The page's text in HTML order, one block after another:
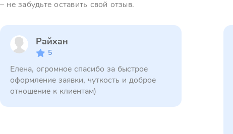
– не забудьте оставить свой отзыв.
Райхан
5
Елена, огромное спасибо за быстрое
оформление заявки, чуткость и доброе
отношение к клиентам)